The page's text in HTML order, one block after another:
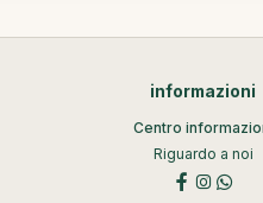
informazioni
Centro
Riguardo a noi